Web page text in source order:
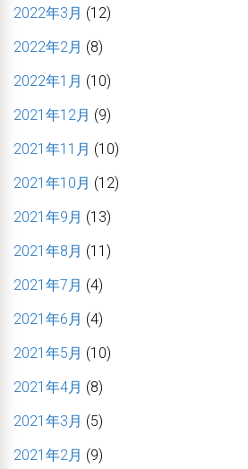
2022年3月 (12)
2022年2月 (8)
2022年1月 (10)
2021年12月 (9)
2021年11月 (10)
2021年10月 (12)
2021年9月 (13)
2021年8月 (11)
2021年7月 (4)
2021年6月 (4)
2021年5月 (10)
2021年4月 (8)
2021年3月 (5)
2021年2月 (9)